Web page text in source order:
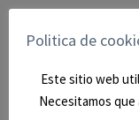
CATEGORÍAS
Politica de
Este sitio web
Necesitamos